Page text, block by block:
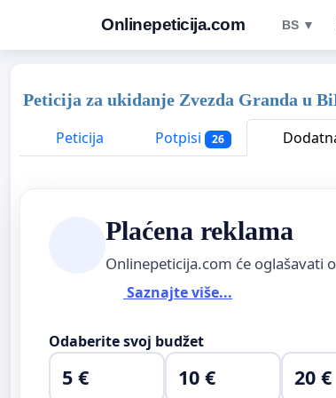
Onlinepeticija.com BS ▼
Peticija za ukidanje Zvezda Granda u
Peticija
Potpisi 26
Plaćena reklama
Onlinepeticija.com će oglašavati
Saznajte više...
Odaberite svoj budžet
5 € 10 € 20 €